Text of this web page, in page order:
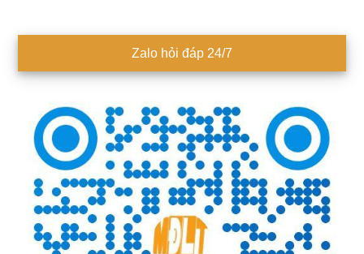
chính
Zalo hỏi đáp 24/7